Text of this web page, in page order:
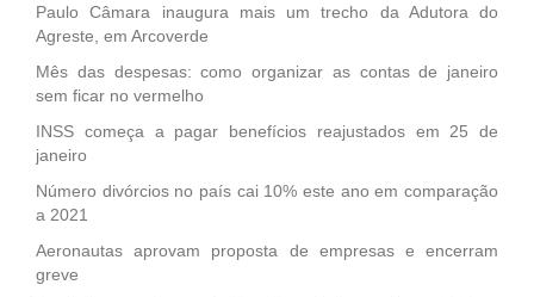
Paulo Câmara inaugura mais um trecho da Adutora do
Agreste, em Arcoverde
Mês das despesas: como organizar as contas de janeiro
sem ficar no vermelho
INSS começa a pagar benefícios reajustados em 25 de
janeiro
Número divórcios no país cai 10% este ano em comparação
a 2021
Aeronautas aprovam proposta de empresas e encerram
greve